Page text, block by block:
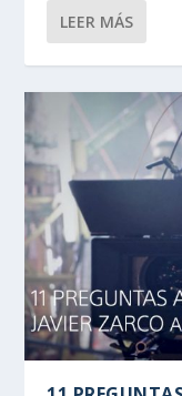
LEER MÁS